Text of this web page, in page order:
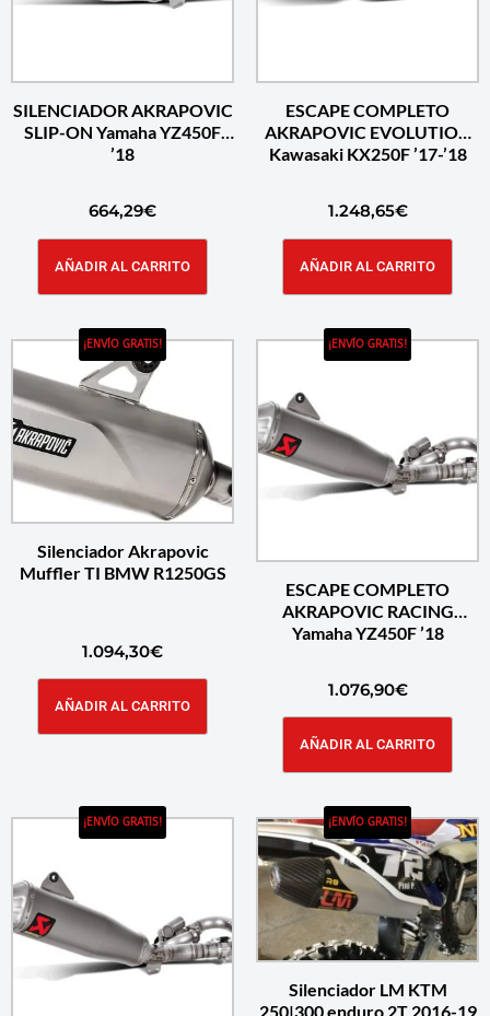
SILENCIADOR AKRAPOVIC
SLIP-ON Yamaha YZ450F
’18
664,29€
AÑADIR AL CARRITO
ESCAPE COMPLETO
AKRAPOVIC EVOLUTION
Kawasaki KX250F ’17-’18
1.248,65€
AÑADIR AL CARRITO
¡ENVÍO GRATIS!
Silenciador Akrapovic
Muffler TI BMW R1250GS
1.094,30€
AÑADIR AL CARRITO
¡ENVÍO GRATIS!
ESCAPE COMPLETO
AKRAPOVIC RACING
Yamaha YZ450F ’18
1.076,90€
AÑADIR AL CARRITO
¡ENVÍO GRATIS! ¡ENVÍO GRATIS!
Silenciador LM KTM
250|300 enduro 2T 2016-19